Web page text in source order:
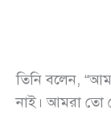
তিনি বলেন,
নাই। আমরা তো